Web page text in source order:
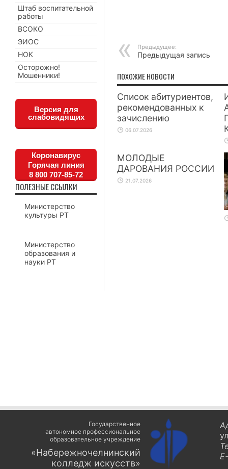
Предыдущее:
Предыдущая запись
ПОХОЖИЕ НОВОСТИ
Список абитуриентов,
рекомендованных к
зачислению
06.07.2026
МОЛОДЫЕ
ДАРОВАНИЯ РОССИИ
21.07.2026
Штаб воспитательной
работы
ВСОКО
ЭИОС
НОК
Осторожно!
Мошенники!
Версия для
слабовидящих
Коронавирус
Горячая линия
8 800 707-85-72
ПОЛЕЗНЫЕ ССЫЛКИ
Министерство
культуры РТ
Министерство
образования и
науки РТ
Государственное
автономное профессиональное
образовательное учреждение
«Набережночелнинский
колледж искусств»